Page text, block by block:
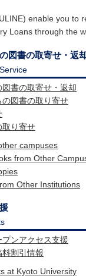
enable you to
Loans through the
図書の取寄せ・返
書の取寄せ・返却
図書の取り寄せ
取り寄せ
campuses
from Other
Other Institutions
ンアクセス支援
割引情報
at Kyoto University